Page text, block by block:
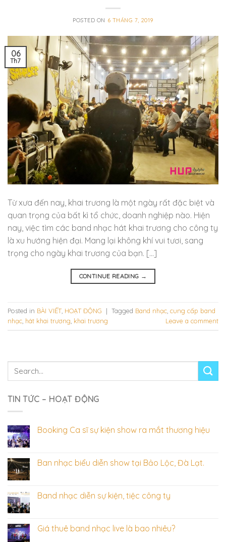
POSTED ON 6 THÁNG 7, 2019
06
Th7
Từ xưa đến nay, khai trương là một ngày rất đặc biệt và
quan trọng của bất kì tổ chức, doanh nghiệp nào. Hiện
nay, việc tìm các band nhạc hát khai trương cho công ty
là xu hướng hiện đại. Mang lại không khí vui tươi, sang
trọng cho ngày khai trương của bạn. […]
CONTINUE READING →
Posted in BÀI VIẾT, HOẠT ĐỘNG | Tagged Band nhạc, cung cấp band
nhạc, hát khai trương, khai trương Leave a comment
TIN TỨC – HOẠT ĐỘNG
Booking Ca sĩ sự kiện show ra mắt thương hiệu
Ban nhạc biểu diễn show tại Bảo Lộc, Đà Lạt.
Band nhạc diễn sự kiện, tiệc công ty
Giá thuê band nhạc live là bao nhiêu?